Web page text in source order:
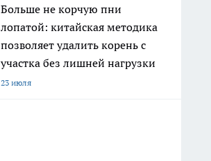
Больше не корчую пни
лопатой: китайская методика
позволяет удалить корень с
участка без лишней нагрузки
23 июля